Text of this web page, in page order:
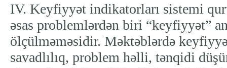
IV. Keyfiyyət indikatorları sistemi
əsas problemlərdən biri “keyfiyyət”
ölçülməməsidir. Məktəblərdə
savadlılıq, problem həlli, tənqidi